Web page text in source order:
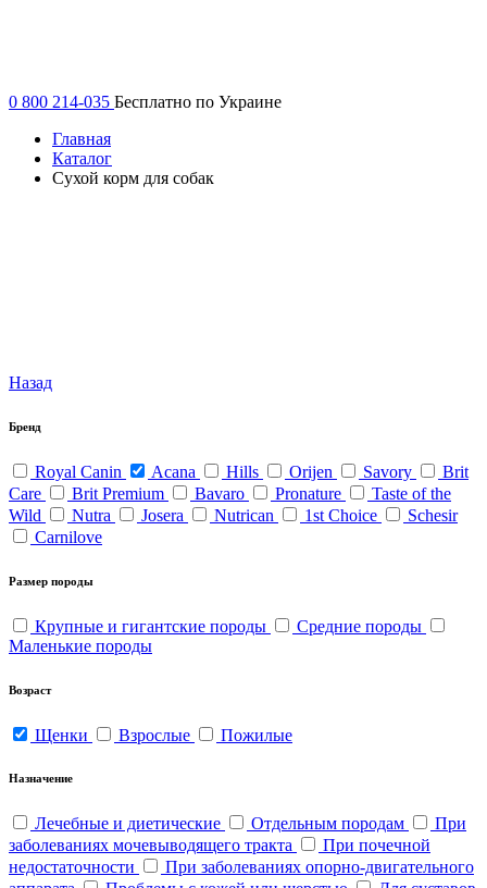
0 800 214-035 Бесплатно по Украине
Главная
Каталог
Сухой корм для собак
Назад
Бренд
Royal Canin Acana Hills Orijen Savory
Brit
Care
Brit Premium Bavaro Pronature
Taste of the
Wild
Nutra Josera Nutrican 1st Choice
Schesir
Carnilove
Размер породы
Крупные и гигантские породы
Средние породы
Маленькие породы
Возраст
Щенки Взрослые Пожилые
Назначение
Лечебные и диетические Отдельным породам
При
заболеваниях мочевыводящего тракта
При почечной
недостаточности
При заболеваниях опорно-двигательного